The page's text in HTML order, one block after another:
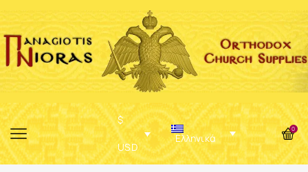
$
USD
Ελληνικά
0